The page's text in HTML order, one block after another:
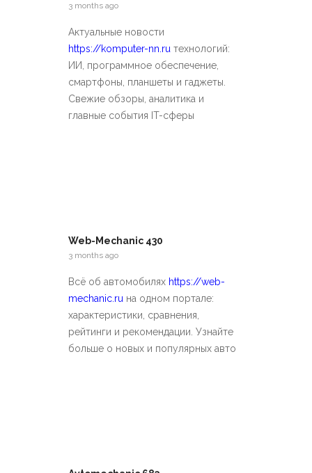
3 months ago
Актуальные новости
https://komputer-nn.ru технологий:
ИИ, программное обеспечение,
смартфоны, планшеты и гаджеты.
Свежие обзоры, аналитика и
главные события IT-сферы
Web-Mechanic 430
3 months ago
Всё об автомобилях https://web-
mechanic.ru на одном портале:
характеристики, сравнения,
рейтинги и рекомендации. Узнайте
больше о новых и популярных авто